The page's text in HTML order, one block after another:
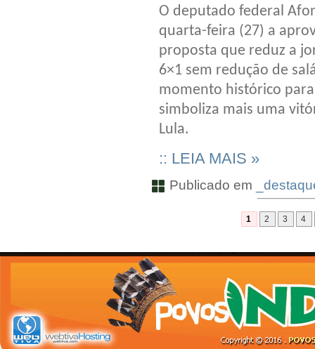
O deputado federal
quarta-feira (27) a
proposta que reduz a
6×1 sem redução de
momento histórico
simboliza mais uma
Lula.
:: LEIA MAIS »
Publicado em
1 2 3 4